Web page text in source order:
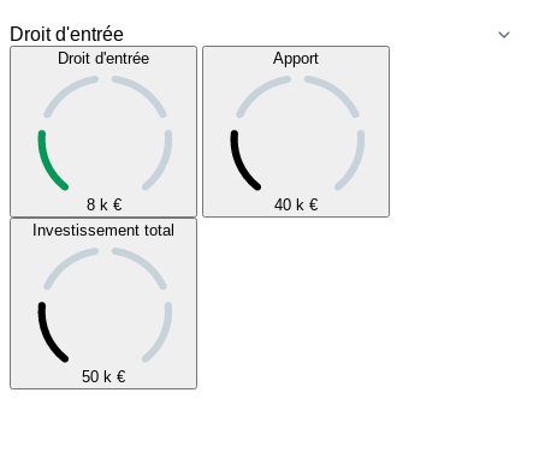
Droit d'entrée
8 k €
Apport
40 k €
Investissement total
50 k €